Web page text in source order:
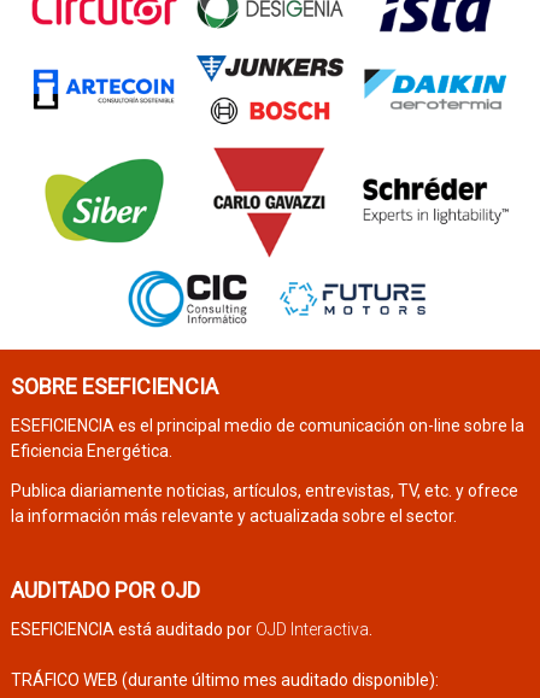
SOBRE ESEFICIENCIA
ESEFICIENCIA es el principal medio de comunicación on-line sobre la
Eficiencia Energética.
Publica diariamente noticias, artículos, entrevistas, TV, etc. y ofrece
la información más relevante y actualizada sobre el sector.
AUDITADO POR OJD
ESEFICIENCIA está auditado por OJD Interactiva.
TRÁFICO WEB (durante último mes auditado disponible):